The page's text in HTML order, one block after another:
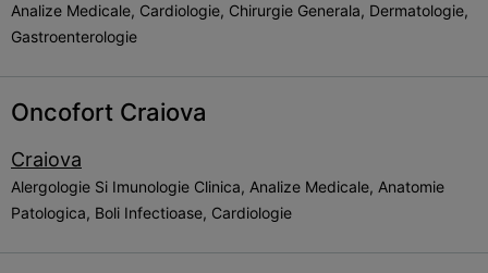
Analize Medicale, Cardiologie, Chirurgie Generala, Dermatologie,
Gastroenterologie
Oncofort Craiova
Craiova
Alergologie Si Imunologie Clinica, Analize Medicale, Anatomie
Patologica, Boli Infectioase, Cardiologie